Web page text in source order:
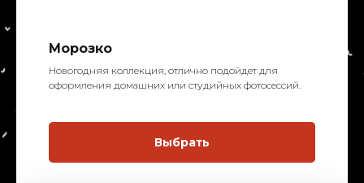
Морозко
Новогодняя коллекция, отлично подойдет для
оформления домашних или студийных фотосессий.
Выбрать